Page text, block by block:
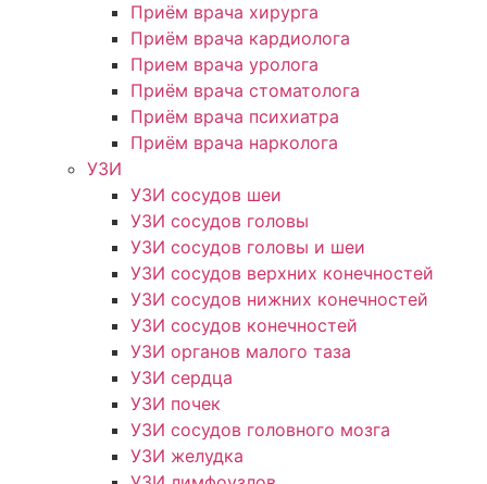
Приём врача хирурга
Приём врача кардиолога
Прием врача уролога
Приём врача стоматолога
Приём врача психиатра
Приём врача нарколога
УЗИ
УЗИ сосудов шеи
УЗИ сосудов головы
УЗИ сосудов головы и шеи
УЗИ сосудов верхних конечностей
УЗИ сосудов нижних конечностей
УЗИ сосудов конечностей
УЗИ органов малого таза
УЗИ сердца
УЗИ почек
УЗИ сосудов головного мозга
УЗИ желудка